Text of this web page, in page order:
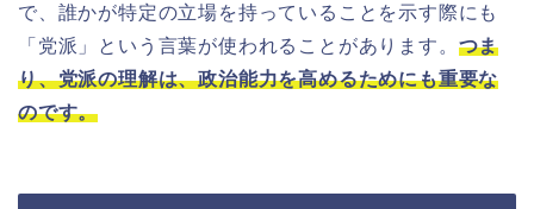
で、誰かが特定の立場を持っていることを示す際にも
「党派」という言葉が使われることがあります。 つま
り、党派の理解は、政治能力を高めるためにも重要な
のです。